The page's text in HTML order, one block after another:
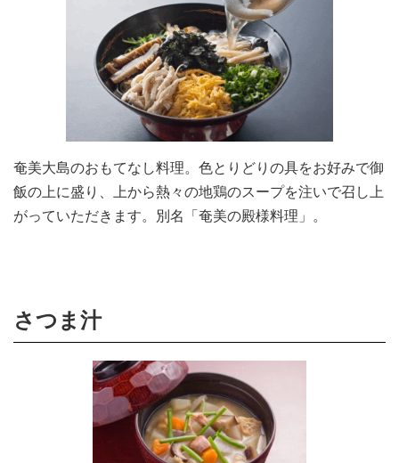
奄美大島のおもてなし料理。色とりどりの具をお好みで御
飯の上に盛り、上から熱々の地鶏のスープを注いで召し上
がっていただきます。別名「奄美の殿様料理」。
さつま汁